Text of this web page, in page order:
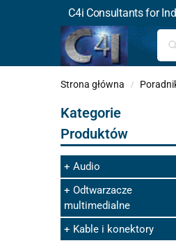
C4i Consultants for
Strona główna /
Kategorie
Produktów
Audio
Odtwarzacze
multimedialne
Kable i konektory